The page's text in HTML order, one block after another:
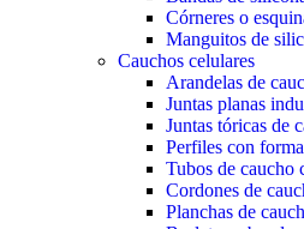
Córneres o
Manguitos de
Cauchos celulares
Arandelas de
Juntas planas
Juntas tóricas de
Perfiles con
Tubos de caucho
Cordones de
Planchas de